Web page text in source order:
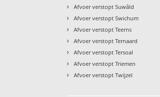
› Afvoer verstopt Suwâld
› Afvoer verstopt Swichum
› Afvoer verstopt Teerns
› Afvoer verstopt Ternaard
› Afvoer verstopt Tersoal
› Afvoer verstopt Triemen
› Afvoer verstopt Twijzel